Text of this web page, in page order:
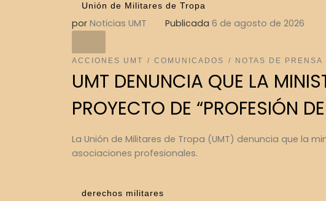
Unión de Militares de Tropa
por Noticias UMT Publicada 6 de agosto de 2026
ACCIONES UMT COMUNICADOS NOTAS DE PRENSA
UMT DENUNCIA QUE LA
PROYECTO DE “PROFESIÓN
La Unión de Militares de Tropa (UMT) denuncia que la
asociaciones profesionales.
derechos militares